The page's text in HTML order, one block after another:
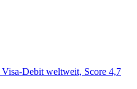
Debit weltweit, Score 4,7